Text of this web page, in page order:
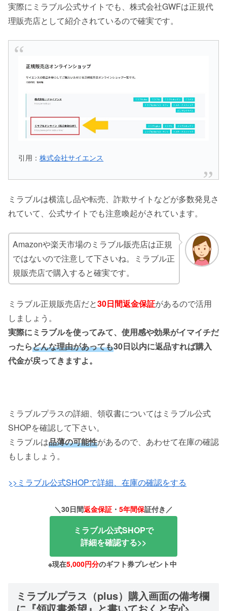
実際にミラブル公式サイトでも、株式会社GWFは正規代
理販売店として紹介されているので確実です。
引用：株式会社サイエンス
ミラブルは横流し品や転売、詐欺サイトなどが多数発見さ
れていて、公式サイトでも注意喚起がされています。
Amazonや楽天市場のミラブル販売店は正規
ではないので注意して下さいね。ミラブル正
規販売店で購入すると確実です。
ミラブル正規販売店だと30日間返金保証があるので活用
しましょう。
実際にミラブルを使ってみて、使用感や効果がイマイチだ
ったらどんな理由があっても30日以内に返品すれば購入
代金が戻ってきますよ。
ミラブルプラスの詳細、領収書についてはミラブル公式
SHOPを確認して下さい。
ミラブルは品薄の可能性があるので、あわせて在庫の確認
もしましょう。
>>ミラブル公式SHOPで詳細、在庫の確認をする
＼30日間返金保証 ・ 5年間保証付き／
ミラブル公式SHOPで
詳細を確認する>>
※現在5,000円分のギフト券プレゼント中
ミラブルプラス（plus）購入画面の備考欄